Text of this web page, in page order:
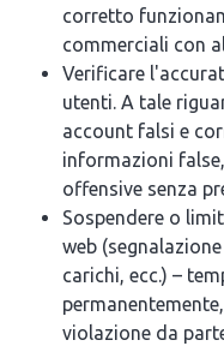
corretto
commerciali con
Verificare
utenti. A tale
account falsi e
informazioni
offensive senza
Sospendere o
web
carichi, ecc.) –
violazione da